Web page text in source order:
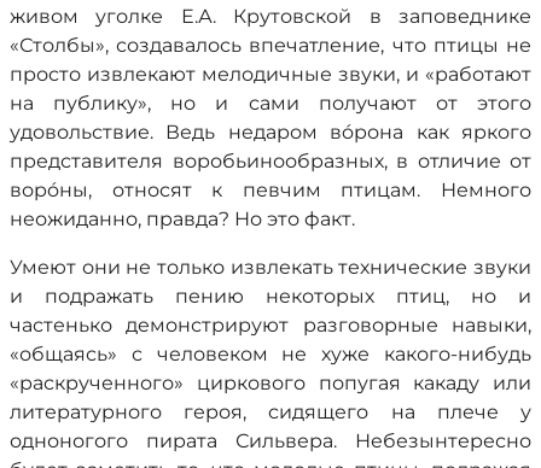
живом уголке Е.А. Крутовской в заповеднике
«Столбы», создавалось впечатление, что птицы не
просто извлекают мелодичные звуки, и «работают
на публику», но и сами получают от этого
удовольствие. Ведь недаром вóрона как яркого
представителя воробьинообразных, в отличие от
ворóны, относят к певчим птицам. Немного
неожиданно, правда? Но это факт.
Умеют они не только извлекать технические звуки
и подражать пению некоторых птиц, но и
частенько демонстрируют разговорные навыки,
«общаясь» с человеком не хуже какого-нибудь
«раскрученного» циркового попугая какаду или
литературного героя, сидящего на плече у
одноногого пирата Сильвера. Небезынтересно